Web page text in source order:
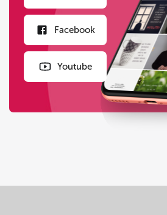
Facebook
Youtube